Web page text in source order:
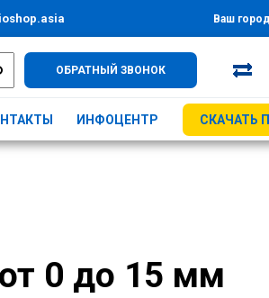
Ваш
ОБРАТНЫЙ ЗВОНОК
ИНФОЦЕНТР СКАЧАТЬ
0 до 15 мм